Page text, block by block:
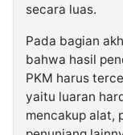
secara luas.
Pada bagian
bahwa hasil
PKM harus
yaitu luaran
mencakup alat,